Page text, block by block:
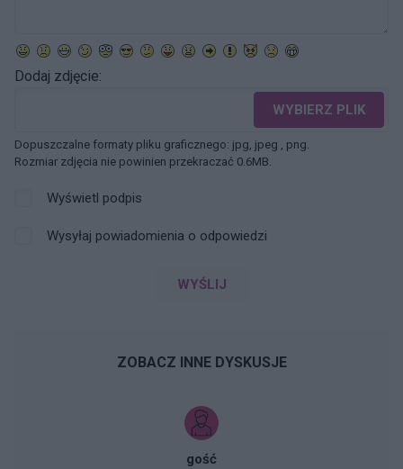
Dodaj zdjęcie:
WYBIERZ PLIK
Dopuszczalne formaty pliku graficznego: jpg, jpeg , png.
Rozmiar zdjęcia nie powinien przekraczać 0.6MB.
Wyświetl podpis
Wysyłaj powiadomienia o odpowiedzi
WYŚLIJ
ZOBACZ INNE DYSKUSJE
gość